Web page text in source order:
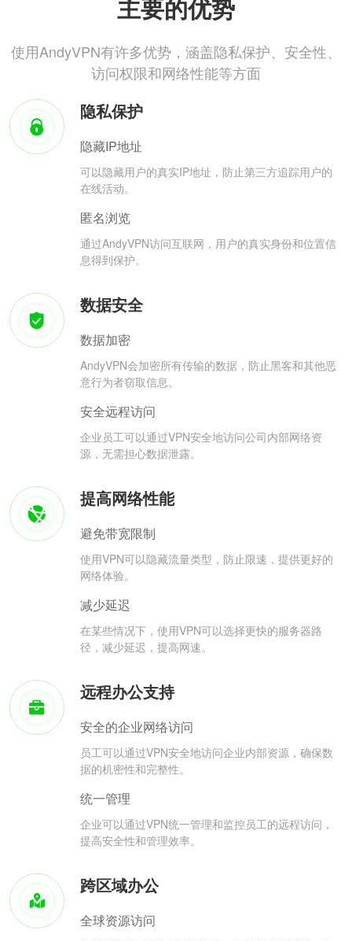
主要的优势
使用AndyVPN有许多优势，涵盖隐私保护、安全性、
访问权限和网络性能等方面
隐私保护
隐藏IP地址
可以隐藏用户的真实IP地址，防止第三方追踪用户的
在线活动。
匿名浏览
通过AndyVPN访问互联网，用户的真实身份和位置信
息得到保护。
数据安全
数据加密
AndyVPN会加密所有传输的数据，防止黑客和其他恶
意行为者窃取信息。
安全远程访问
企业员工可以通过VPN安全地访问公司内部网络资
源，无需担心数据泄露。
提高网络性能
避免带宽限制
使用VPN可以隐藏流量类型，防止限速，提供更好的
网络体验。
减少延迟
在某些情况下，使用VPN可以选择更快的服务器路
径，减少延迟，提高网速。
远程办公支持
安全的企业网络访问
员工可以通过VPN安全地访问企业内部资源，确保数
据的机密性和完整性。
统一管理
企业可以通过VPN统一管理和监控员工的远程访问，
提高安全性和管理效率。
跨区域办公
全球资源访问